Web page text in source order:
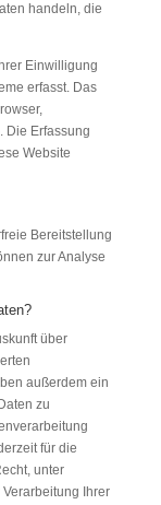
handeln, die
Einwilligung
erfasst. Das
Die Erfassung
Website
Bereitstellung
zur Analyse
über
außerdem ein
zu
für die
unter
Ihrer